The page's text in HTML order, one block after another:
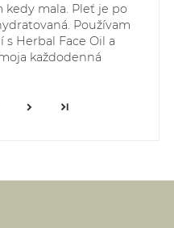
kedy mala. Pleť je po
Používam
s Herbal Face Oil a
každodenná